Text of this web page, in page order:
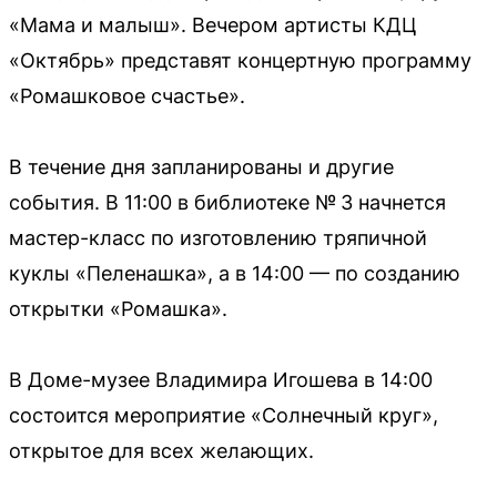
«Мама и малыш». Вечером артисты КДЦ
«Октябрь» представят концертную программу
«Ромашковое счастье».
В течение дня запланированы и другие
события. В 11:00 в библиотеке № 3 начнется
мастер-класс по изготовлению тряпичной
куклы «Пеленашка», а в 14:00 — по созданию
открытки «Ромашка».
В Доме-музее Владимира Игошева в 14:00
состоится мероприятие «Солнечный круг»,
открытое для всех желающих.